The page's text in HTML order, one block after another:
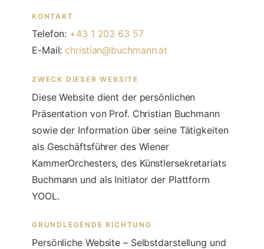
KONTAKT
Telefon: +43 1 203 63 57
E-Mail: christian@buchmann.at
ZWECK DIESER WEBSITE
Diese Website dient der persönlichen
Präsentation von Prof. Christian Buchmann
sowie der Information über seine Tätigkeiten
als Geschäftsführer des Wiener
KammerOrchesters, des Künstlersekretariats
Buchmann und als Initiator der Plattform
YOOL.
GRUNDLEGENDE RICHTUNG
Persönliche Website – Selbstdarstellung und